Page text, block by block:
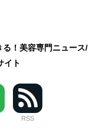
！美容専門ニュース/
イト
RSS